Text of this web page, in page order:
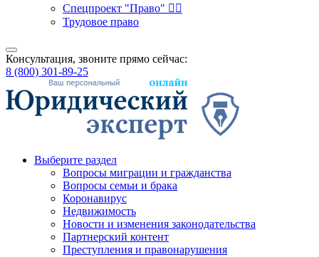
Спецпроект "Право" 👮‍♂️
Трудовое право
Консультация, звоните прямо сейчас:
8 (800) 301-89-25
Выберите раздел
Вопросы миграции и гражданства
Вопросы семьи и брака
Коронавирус
Недвижимость
Новости и изменения законодательства
Партнерский контент
Преступления и правонарушения